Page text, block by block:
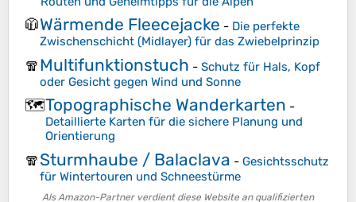
🧥Wärmende Fleecejacke - Die perfekte
Zwischenschicht (Midlayer) für das Zwiebelprinzip
🧣Multifunktionstuch - Schutz für Hals, Kopf
oder Gesicht gegen Wind und Sonne
🗺️Topographische Wanderkarten -
Detaillierte Karten für die sichere Planung und
Orientierung
🧣Sturmhaube / Balaclava - Gesichtsschutz
für Wintertouren und Schneestürme
Als Amazon-Partner verdient diese Website an qualifizierten